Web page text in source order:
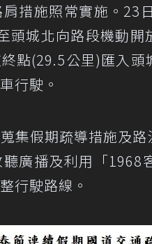
措施照常實施。23
頭城北向路段機動
點(29.5公里)匯入
行駛。
集假期疏導措施及
廣播及利用「1968
行駛路線。